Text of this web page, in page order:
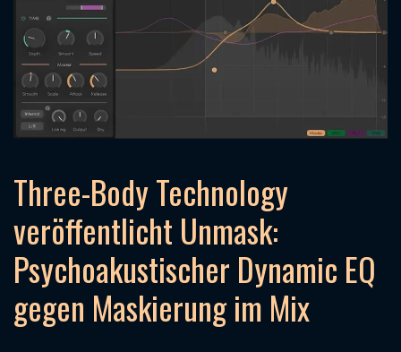
Three-Body Technology
veröffentlicht Unmask:
Psychoakustischer Dynamic EQ
gegen Maskierung im Mix